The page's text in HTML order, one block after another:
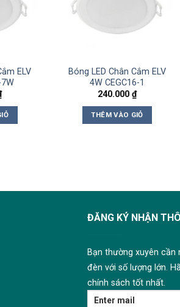
ELV
Bóng LED Chân Cắm ELV
4W CEGC16-1
240.000₫
THÊM VÀO GIỎ
ĐĂNG KÝ NHẬN
Bạn thường xuyên
đèn với số lượng lớn.
chính sách tốt nhất.